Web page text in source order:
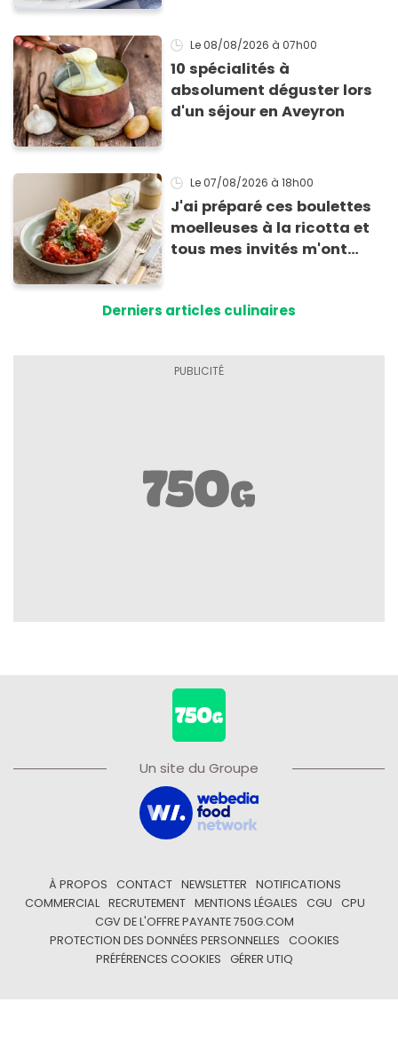
Le 08/08/2026 à 07h00
10 spécialités à
absolument déguster lors
d'un séjour en Aveyron
Le 07/08/2026 à 18h00
J'ai préparé ces boulettes
moelleuses à la ricotta et
tous mes invités m'ont
Derniers articles culinaires
Un site du Groupe
À PROPOS CONTACT NEWSLETTER
NOTIFICATIONS
COMMERCIAL
RECRUTEMENT MENTIONS LÉGALES CGU
CPU
CGV DE L'OFFRE PAYANTE 750G.COM
PROTECTION DES DONNÉES PERSONNELLES
COOKIES
PRÉFÉRENCES COOKIES
GÉRER UTIQ